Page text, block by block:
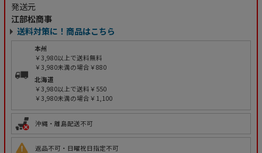
発送元
江部松商事
送料対策に！商品はこちら
本州
￥3,980以上で送料無料
￥3,980未満の場合￥880
北海道
￥3,980以上で送料￥550
￥3,980未満の場合￥1,100
沖縄・離島配送不可
返品不可・日曜祝日指定不可